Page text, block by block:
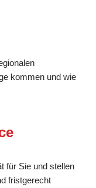
kommen und wie
für Sie und stellen
fristgerecht